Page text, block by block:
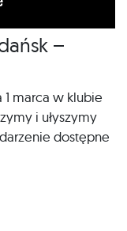
–
1 marca w klubie
i ułyszymy
dostępne